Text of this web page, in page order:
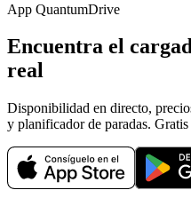
App QuantumDrive
Encuentra el
real
Disponibilidad en directo,
y planificador de paradas.